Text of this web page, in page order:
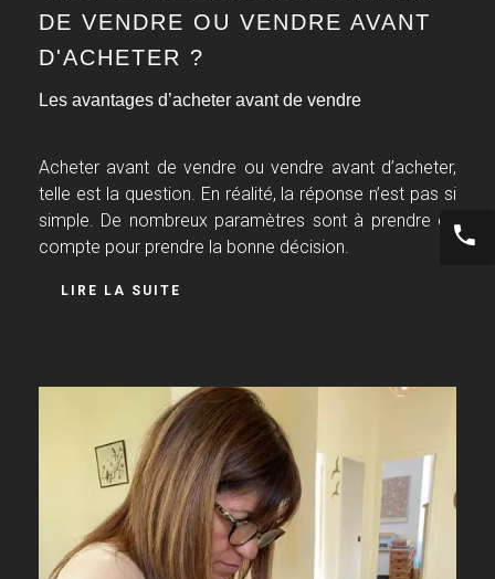
DE VENDRE OU VENDRE AVANT
D'ACHETER ?
Les avantages d’acheter avant de vendre
Acheter avant de vendre ou vendre avant d’acheter,
telle est la question. En réalité, la réponse n’est pas si
simple. De nombreux paramètres sont à prendre en
compte pour prendre la bonne décision.
LIRE LA SUITE